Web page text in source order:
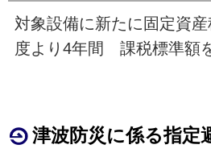
対象設備に新たに固定資
度より4年間 課税標準額
津波防災に係る指定